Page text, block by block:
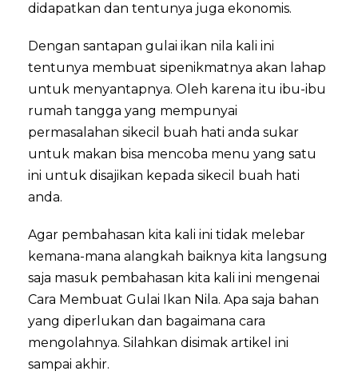
didapatkan dan tentunya juga ekonomis.
Dengan santapan gulai ikan nila kali ini
tentunya membuat sipenikmatnya akan lahap
untuk menyantapnya. Oleh karena itu ibu-ibu
rumah tangga yang mempunyai
permasalahan sikecil buah hati anda sukar
untuk makan bisa mencoba menu yang satu
ini untuk disajikan kepada sikecil buah hati
anda.
Agar pembahasan kita kali ini tidak melebar
kemana-mana alangkah baiknya kita langsung
saja masuk pembahasan kita kali ini mengenai
Cara Membuat Gulai Ikan Nila. Apa saja bahan
yang diperlukan dan bagaimana cara
mengolahnya. Silahkan disimak artikel ini
sampai akhir.